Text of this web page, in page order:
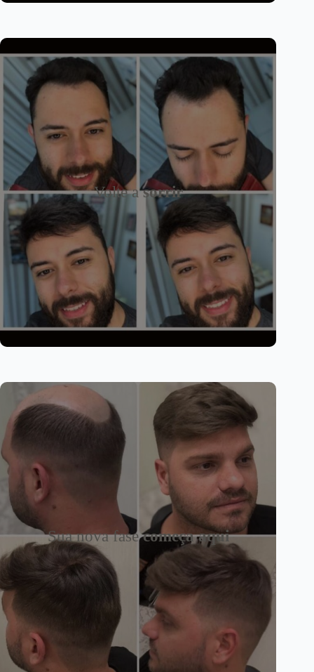
Volte asorrir
Sua nova fasecomeça aqui